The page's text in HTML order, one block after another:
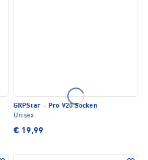
GRPStar · Pro V20 Socken
Unisex
€ 19,99